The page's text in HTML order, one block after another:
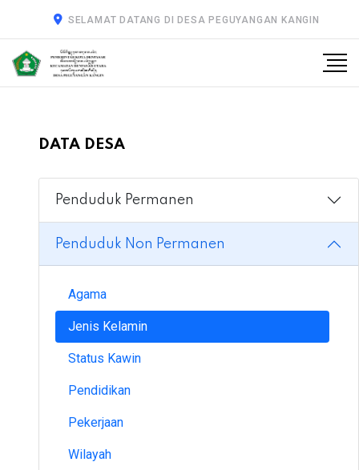
SELAMAT DATANG DI DESA PEGUYANGAN KANGIN
DATA DESA
Penduduk Permanen
Penduduk Non Permanen
Agama
Jenis Kelamin
Status Kawin
Pendidikan
Pekerjaan
Wilayah